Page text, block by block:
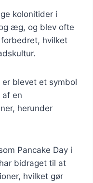
kolonitider i
æg, og blev ofte
hvilket
blevet et symbol
af en
herunder
Pancake Day i
bidraget til at
hvilket gør